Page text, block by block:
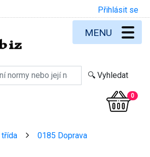
Přihlásit se
0
MENU
třída 0185 Doprava